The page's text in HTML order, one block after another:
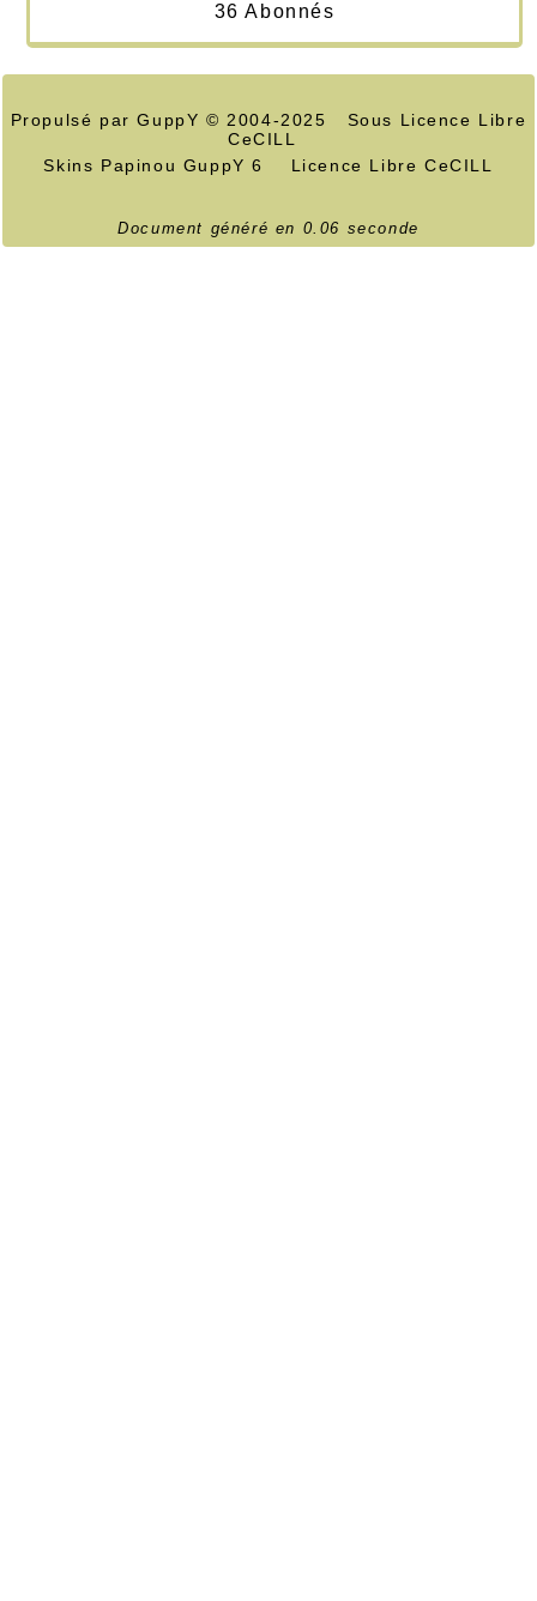
36 Abonnés
Propulsé par GuppY© 2004-2025
Sous Licence Libre
CeCILL
Skins Papinou GuppY 6
Licence Libre CeCILL
Document généré en 0.06 seconde